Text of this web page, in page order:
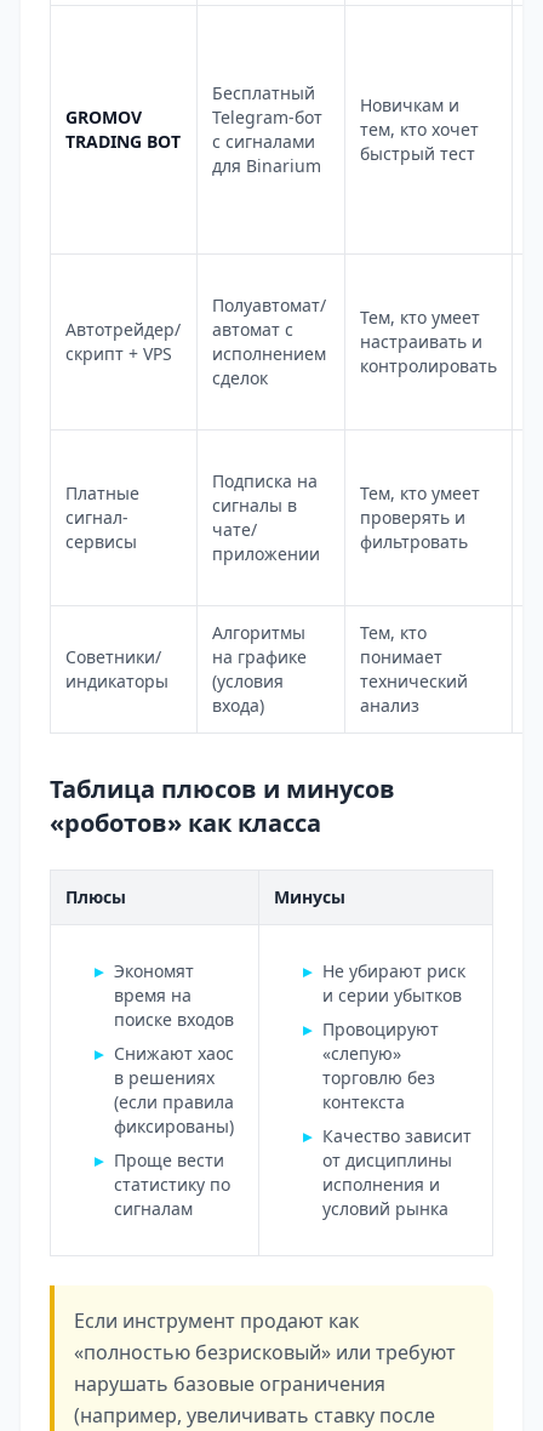
GROMOV
TRADING BOT
Бесплатный
Telegram-бот
с сигналами
для Binarium
Новичкам и
тем, кто хочет
быстрый тест
Автотрейдер/
скрипт + VPS
Полуавтомат/
автомат с
исполнением
сделок
Тем, кто умеет
настраивать и
контролировать
Платные
сигнал-
сервисы
Подписка на
сигналы в
чате/
приложении
Тем, кто умеет
проверять и
фильтровать
Советники/
индикаторы
Алгоритмы
на графике
(условия
входа)
Тем, кто
понимает
технический
анализ
Таблица плюсов и минусов
«роботов» как класса
Плюсы Минусы
Экономят
время на
поиске входов
Снижают хаос
в решениях
(если правила
фиксированы)
Проще вести
статистику по
сигналам
Не убирают риск
и серии убытков
Провоцируют
«слепую»
торговлю без
контекста
Качество зависит
от дисциплины
исполнения и
условий рынка
Если инструмент продают как
«полностью безрисковый» или требуют
нарушать базовые ограничения
(например, увеличивать ставку после